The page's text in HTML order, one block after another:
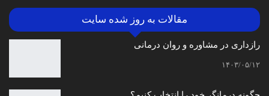
مقالات به روز شده سایت
رازداری در مشاوره و روان درمانی
۱۴۰۳/۰۵/۱۲